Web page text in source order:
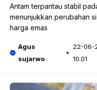
Antam terpantau stabil
menunjukkan perubahan
harga emas
Agus
sujarwo
22-06-
10.01